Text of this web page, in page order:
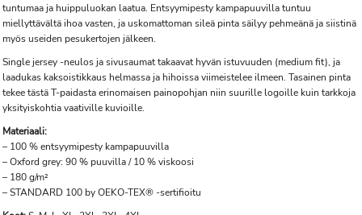
tuntumaa ja huippuluokan laatua. Entsyymipesty kampapuuvilla tuntuu
miellyttävältä ihoa vasten, ja uskomattoman sileä pinta säilyy pehmeänä ja siistinä
myös useiden pesukertojen jälkeen.
Single jersey -neulos ja sivusaumat takaavat hyvän istuvuuden (medium fit), ja
laadukas kaksoistikkaus helmassa ja hihoissa viimeistelee ilmeen. Tasainen pinta
tekee tästä T-paidasta erinomaisen painopohjan niin suurille logoille kuin tarkkoja
yksityiskohtia vaativille kuvioille.
Materiaali:
– 100 % entsyymipesty kampapuuvilla
– Oxford grey: 90 % puuvilla / 10 % viskoosi
– 180 g/m²
– STANDARD 100 by OEKO-TEX® -sertifioitu